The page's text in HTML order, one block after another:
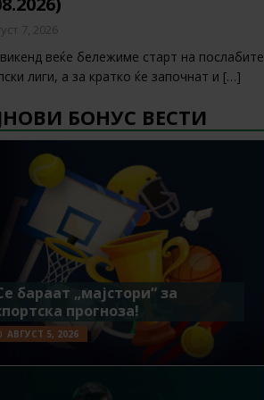
7, 2026
веќе бележиме старт на послабите
лиги, а за кратко ќе започнат и […]
БОНУС ВЕСТИ
бараат „мајстори“ за
прогноза!
АВГУСТ 5, 2026